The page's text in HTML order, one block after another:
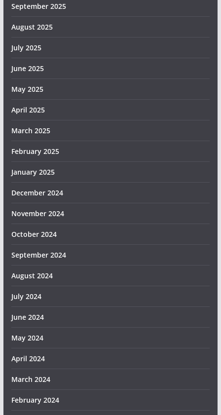
September 2025
August 2025
July 2025
June 2025
May 2025
April 2025
March 2025
February 2025
January 2025
December 2024
November 2024
October 2024
September 2024
August 2024
July 2024
June 2024
May 2024
April 2024
March 2024
February 2024